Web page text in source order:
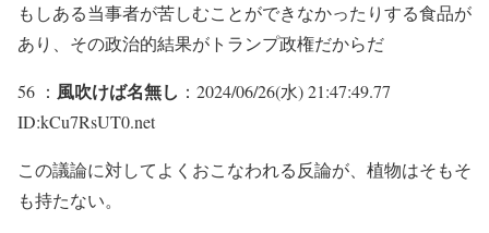
もしある当事者が苦しむことができなかったりする食品が
あり、その政治的結果がトランプ政権だからだ
56 ： 風吹けば名無し ：2024/06/26(水) 21:47:49.77
ID:kCu7RsUT0.net
この議論に対してよくおこなわれる反論が、植物はそもそ
も持たない。